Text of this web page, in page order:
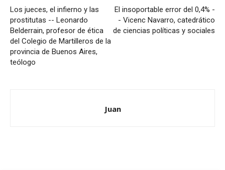
Los jueces, el infierno y las
prostitutas -- Leonardo
Belderrain, profesor de ética
del Colegio de Martilleros de la
provincia de Buenos Aires,
teólogo
El insoportable error del 0,4% -
- Vicenc Navarro, catedrático
de ciencias políticas y sociales
Juan